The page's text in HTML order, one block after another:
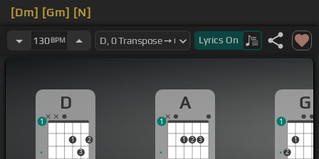
[Dm] [Gm] [N]
130BPM Lyrics On
D
1
3
2
1
A
1 2 3
1
G
2
1
1